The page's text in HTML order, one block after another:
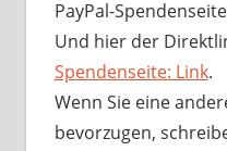
PayPal-
Und hier der
Spendenseite: Link.
Wenn Sie eine
bevorzugen,